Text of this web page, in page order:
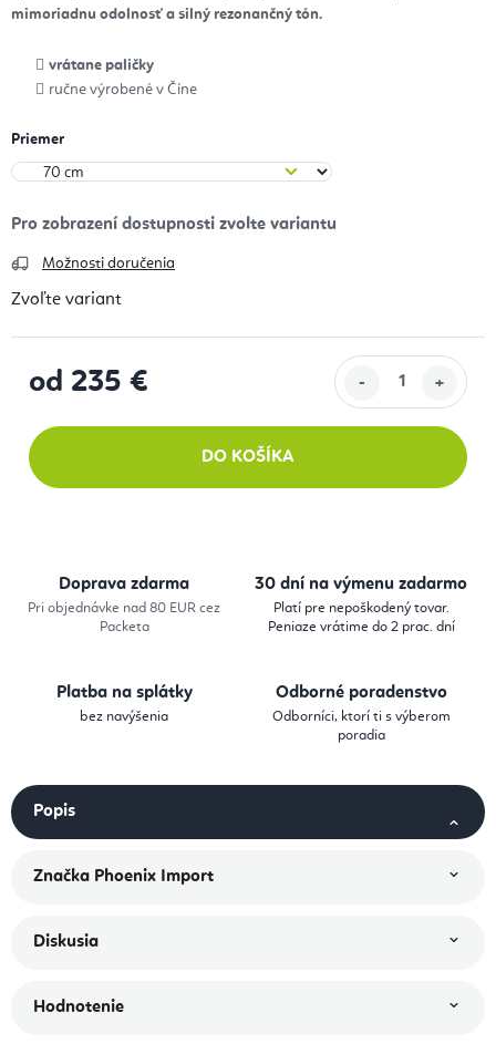
mimoriadnu odolnosť a silný rezonančný tón.
vrátane paličky
ručne výrobené v Číne
Priemer
Možnosti doručenia
Zvoľte variant
od 235 €
DO KOŠÍKA
Doprava zdarma
Pri objednávke nad 80 EUR cez
Packeta
30 dní na výmenu zadarmo
Platí pre nepoškodený tovar.
Peniaze vrátime do 2 prac. dní
Platba na splátky
bez navýšenia
Odborné poradenstvo
Odborníci, ktorí ti s výberom
poradia
Popis
Značka Phoenix Import
Diskusia
Hodnotenie